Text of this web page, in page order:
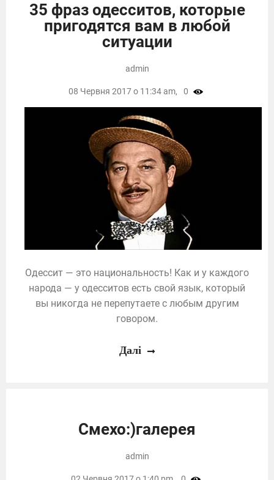
35 фраз одесситов, которые
пригодятся вам в любой
ситуации
Одессит — это национальность! Как и у каждого
народа — у одесситов есть свой язык, который
вы никогда не перепутаете с любым другим
говором.
admin
08 Червня 2017 о 11:34 am, 0
Далі
Смехо:)галерея
admin